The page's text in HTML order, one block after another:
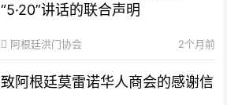
“5·20”讲话的联合声明
阿根廷洪门协会 2个月前
致阿根廷莫雷诺华人商会的感谢信